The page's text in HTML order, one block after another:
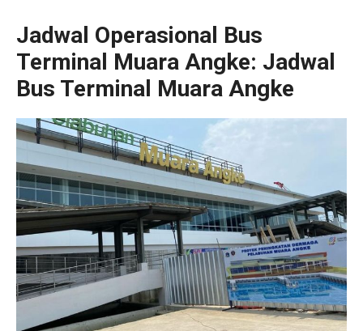
Jadwal Operasional Bus
Terminal Muara Angke: Jadwal
Bus Terminal Muara Angke